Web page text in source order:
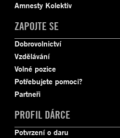
Amnesty Kolektiv
ZAPOJTE SE
Dobrovolnictví
Vzdělávání
Volné pozice
Potřebujete pomoci?
Partneři
PROFIL DÁRCE
Potvrzení o daru